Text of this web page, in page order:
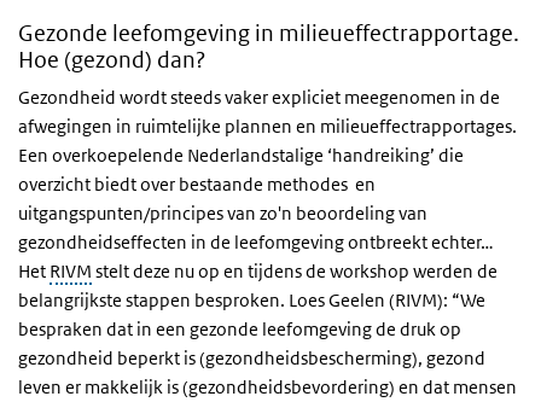
Gezonde leefomgeving in milieueffectrapportage.
Hoe (gezond) dan?
Gezondheid wordt steeds vaker expliciet meegenomen in de
afwegingen in ruimtelijke plannen en milieueffectrapportages.
Een overkoepelende Nederlandstalige ‘handreiking’ die
overzicht biedt over bestaande methodes en
uitgangspunten/principes van zo'n beoordeling van
gezondheidseffecten in de leefomgeving ontbreekt echter…
Het RIVM stelt deze nu op en tijdens de workshop werden de
belangrijkste stappen besproken. Loes Geelen (RIVM): “We
bespraken dat in een gezonde leefomgeving de druk op
gezondheid beperkt is (gezondheidsbescherming), gezond
leven er makkelijk is (gezondheidsbevordering) en dat mensen